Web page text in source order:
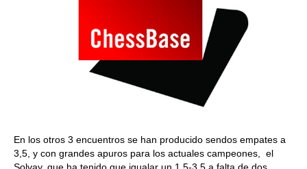
En los otros 3 encuentros se han producido sendos empates a
3,5, y con grandes apuros para los actuales campeones, el
Solvay, que ha tenido que igualar un 1,5-3,5 a falta de dos